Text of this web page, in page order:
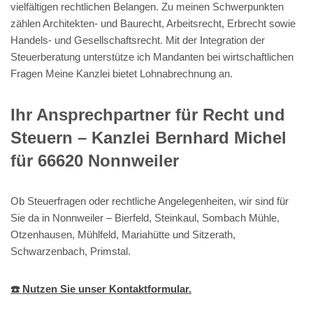
vielfältigen rechtlichen Belangen. Zu meinen Schwerpunkten
zählen Architekten- und Baurecht, Arbeitsrecht, Erbrecht sowie
Handels- und Gesellschaftsrecht. Mit der Integration der
Steuerberatung unterstütze ich Mandanten bei wirtschaftlichen
Fragen Meine Kanzlei bietet Lohnabrechnung an.
Ihr Ansprechpartner für Recht und
Steuern – Kanzlei Bernhard Michel
für 66620 Nonnweiler
Ob Steuerfragen oder rechtliche Angelegenheiten, wir sind für
Sie da in Nonnweiler – Bierfeld, Steinkaul, Sombach Mühle,
Otzenhausen, Mühlfeld, Mariahütte und Sitzerath,
Schwarzenbach, Primstal.
☎️ Nutzen Sie unser Kontaktformular.